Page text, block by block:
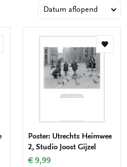
Poster: Utrechts Heimwee
2, Studio Joost Gijzel
€ 9,99